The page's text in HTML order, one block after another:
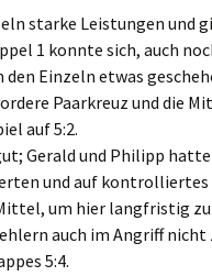
starke Leistungen und
1 konnte sich, auch
Einzeln etwas
Paarkreuz und die
auf 5:2.
Gerald und Philipp
und auf
um hier langfristig
auch im Angriff
5:4.